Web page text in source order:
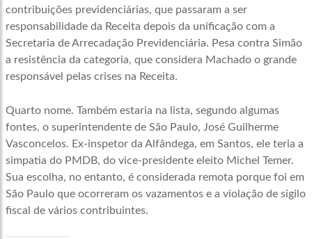
contribuições previdenciárias, que passaram a ser
responsabilidade da Receita depois da unificação com a
Secretaria de Arrecadação Previdenciária. Pesa contra Simão
a resistência da categoria, que considera Machado o grande
responsável pelas crises na Receita.
Quarto nome. Também estaria na lista, segundo algumas
fontes, o superintendente de São Paulo, José Guilherme
Vasconcelos. Ex-inspetor da Alfândega, em Santos, ele teria a
simpatia do PMDB, do vice-presidente eleito Michel Temer.
Sua escolha, no entanto, é considerada remota porque foi em
São Paulo que ocorreram os vazamentos e a violação de sigilo
fiscal de vários contribuintes.